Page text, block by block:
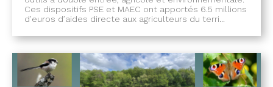
Ces dispositifs PSE et MAEC ont apportés 6.5 millions
d’euros d’aides directe aux agriculteurs du terri...